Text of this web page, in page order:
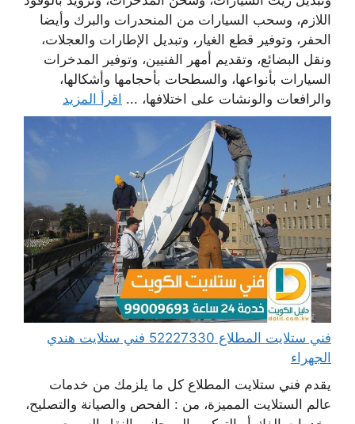
اللازم، وسحب السيارات من المنحدرات والبرك وأيضا
الحفر، وتوفير قطع الغيار، وتبديل الإطارات والعجلات،
ونقل البضائع، وتقديم أمهر الفنيين، وتوفير المدخرات
السيارات بأنواعها، والسطحات بأحجامها وأشكالها،
والرافعات والونشات على اختلافها، ... اقرأ المزيد
فني ستلايت المطلاع 52227330 فني ستلايت هندي
الجهراء
يقدم فني ستلايت المطلاع كل ما يلزمك من خدمات
عالم الستلايت المميزة، من : الفحص والصيانة والتصليح،